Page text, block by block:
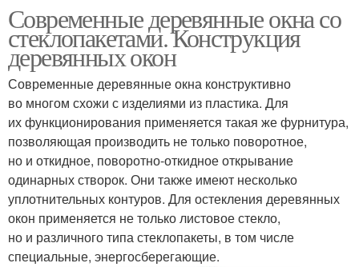
Современные деревянные окна со
стеклопакетами. Конструкция
деревянных окон
Современные деревянные окна конструктивно
во многом схожи с изделиями из пластика. Для
их функционирования применяется такая же фурнитура,
позволяющая производить не только поворотное,
но и откидное, поворотно-откидное открывание
одинарных створок. Они также имеют несколько
уплотнительных контуров. Для остекления деревянных
окон применяется не только листовое стекло,
но и различного типа стеклопакеты, в том числе
специальные, энергосберегающие.